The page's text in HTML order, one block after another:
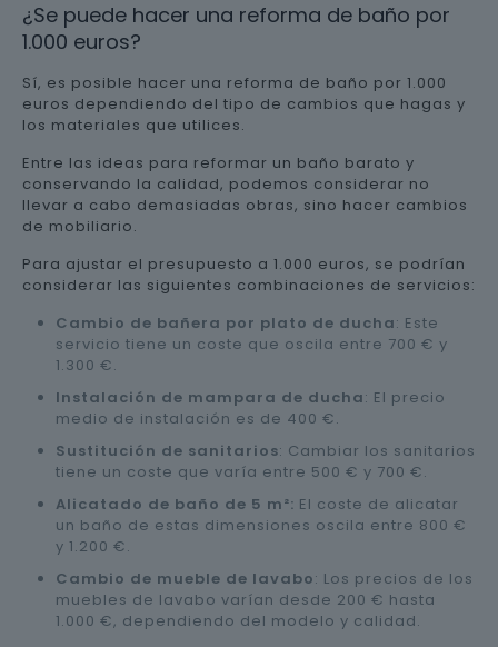
¿Se puede hacer una reforma de baño por
1.000 euros?
Sí, es posible hacer una reforma de baño por 1.000
euros dependiendo del tipo de cambios que hagas y
los materiales que utilices.
Entre las ideas para reformar un baño barato y
conservando la calidad, podemos considerar no
llevar a cabo demasiadas obras, sino hacer cambios
de mobiliario.
Para ajustar el presupuesto a 1.000 euros, se podrían
considerar las siguientes combinaciones de servicios:
Cambio de bañera por plato de ducha: Este
servicio tiene un coste que oscila entre 700 € y
1.300 €.
Instalación de mampara de ducha: El precio
medio de instalación es de 400 €.
Sustitución de sanitarios: Cambiar los sanitarios
tiene un coste que varía entre 500 € y 700 €.
Alicatado de baño de 5 m²: El coste de alicatar
un baño de estas dimensiones oscila entre 800 €
y 1.200 €.
Cambio de mueble de lavabo: Los precios de los
muebles de lavabo varían desde 200 € hasta
1.000 €, dependiendo del modelo y calidad.